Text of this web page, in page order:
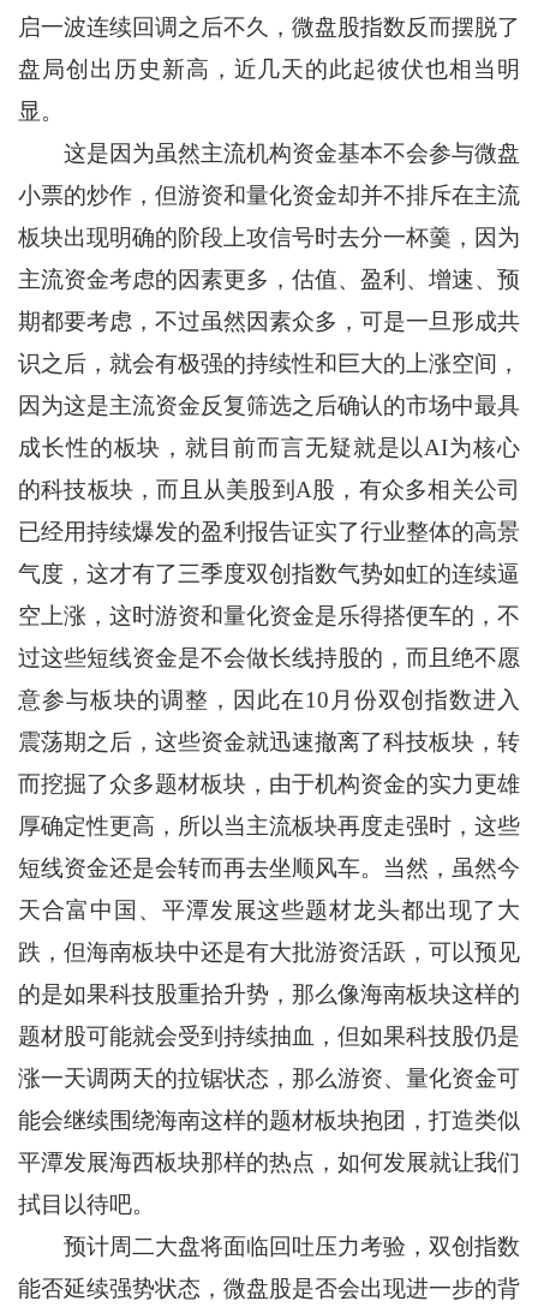
启一波连续回调之后不久，微盘股指数反而摆脱了
盘局创出历史新高，近几天的此起彼伏也相当明
显。
这是因为虽然主流机构资金基本不会参与微盘
小票的炒作，但游资和量化资金却并不排斥在主流
板块出现明确的阶段上攻信号时去分一杯羹，因为
主流资金考虑的因素更多，估值、盈利、增速、预
期都要考虑，不过虽然因素众多，可是一旦形成共
识之后，就会有极强的持续性和巨大的上涨空间，
因为这是主流资金反复筛选之后确认的市场中最具
成长性的板块，就目前而言无疑就是以AI为核心
的科技板块，而且从美股到A股，有众多相关公司
已经用持续爆发的盈利报告证实了行业整体的高景
气度，这才有了三季度双创指数气势如虹的连续逼
空上涨，这时游资和量化资金是乐得搭便车的，不
过这些短线资金是不会做长线持股的，而且绝不愿
意参与板块的调整，因此在10月份双创指数进入
震荡期之后，这些资金就迅速撤离了科技板块，转
而挖掘了众多题材板块，由于机构资金的实力更雄
厚确定性更高，所以当主流板块再度走强时，这些
短线资金还是会转而再去坐顺风车。当然，虽然今
天合富中国、平潭发展这些题材龙头都出现了大
跌，但海南板块中还是有大批游资活跃，可以预见
的是如果科技股重拾升势，那么像海南板块这样的
题材股可能就会受到持续抽血，但如果科技股仍是
涨一天调两天的拉锯状态，那么游资、量化资金可
能会继续围绕海南这样的题材板块抱团，打造类似
平潭发展海西板块那样的热点，如何发展就让我们
拭目以待吧。
预计周二大盘将面临回吐压力考验，双创指数
能否延续强势状态，微盘股是否会出现进一步的背